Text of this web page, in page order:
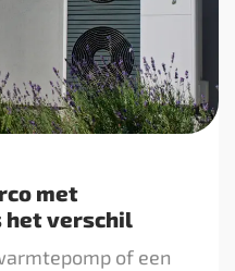
met
het verschil
of een